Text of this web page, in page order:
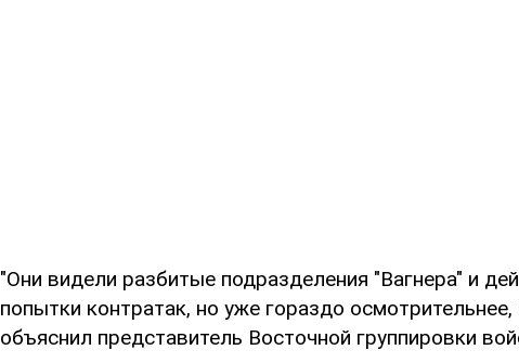
"Они видели разбитые подразделения "Вагнера" и
попытки контратак, но уже гораздо
объяснил представитель Восточной группировки